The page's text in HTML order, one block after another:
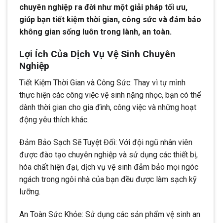
chuyên nghiệp ra đời như một giải pháp tối ưu,
giúp bạn tiết kiệm thời gian, công sức và đảm bảo
không gian sống luôn trong lành, an toàn.
Lợi Ích Của Dịch Vụ Vệ Sinh Chuyên
Nghiệp
Tiết Kiệm Thời Gian và Công Sức: Thay vì tự mình
thực hiện các công việc vệ sinh nặng nhọc, bạn có thể
dành thời gian cho gia đình, công việc và những hoạt
động yêu thích khác.
Đảm Bảo Sạch Sẽ Tuyệt Đối: Với đội ngũ nhân viên
được đào tạo chuyên nghiệp và sử dụng các thiết bị,
hóa chất hiện đại, dịch vụ vệ sinh đảm bảo mọi ngóc
ngách trong ngôi nhà của bạn đều được làm sạch kỹ
lưỡng.
An Toàn Sức Khỏe: Sử dụng các sản phẩm vệ sinh an